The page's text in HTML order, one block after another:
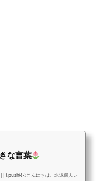
な言葉
こんにちは。水泳個人レ